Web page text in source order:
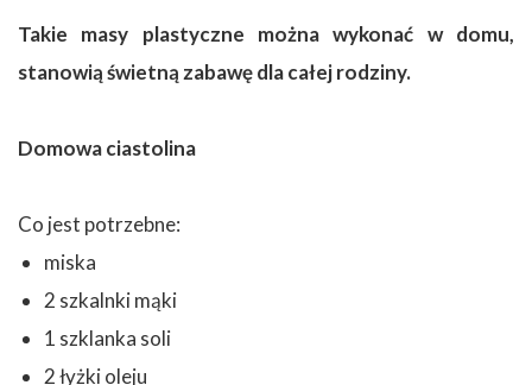
Takie masy plastyczne można wykonać w domu,
stanowią świetną zabawę dla całej rodziny.
Domowa ciastolina
Co jest potrzebne:
miska
2 szkalnki mąki
1 szklanka soli
2 łyżki oleju